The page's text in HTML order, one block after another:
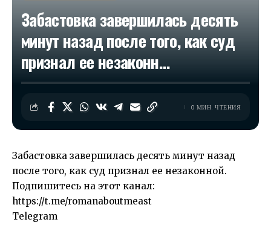
Забастовка завершилась десять
минут назад после того, как суд
признал ее незаконн…
0 МИН. ЧТЕНИЯ
Забастовка завершилась десять минут назад
после того, как суд признал ее незаконной.
Подпишитесь на этот канал:
https://t.me/romanaboutmeast
Telegram